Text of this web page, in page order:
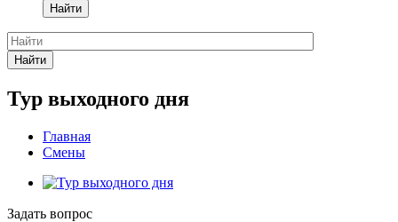
Найти
Найти
Тур выходного дня
Главная
Смены
Задать вопрос